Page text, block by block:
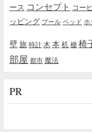
ース コンセプト コー
ッピング プール ベッド ホ
壁旅 時計 木本机 棚 椅
部屋 都市 魔法
PR